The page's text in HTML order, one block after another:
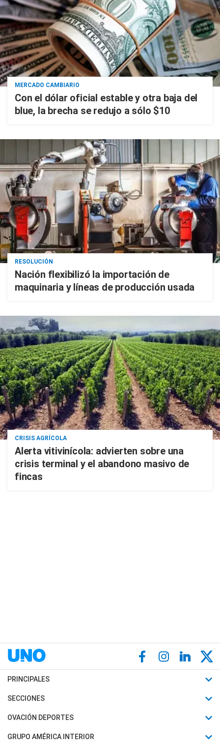
MERCADO CAMBIARIO
Con el dólar oficial estable y otra baja del
blue, la brecha se redujo a sólo $10
RESOLUCIÓN
Nación flexibilizó la importación de
maquinaria y líneas de producción usada
CRISIS AGRÍCOLA
Alerta vitivinícola: advierten sobre una
crisis terminal y el abandono masivo de
fincas
PRINCIPALES
Últimas Noticias
Política
SECCIONES
Horóscopo
Motores
OVACIÓN DEPORTES
Fútbol
GRUPO AMÉRICA INTERIOR